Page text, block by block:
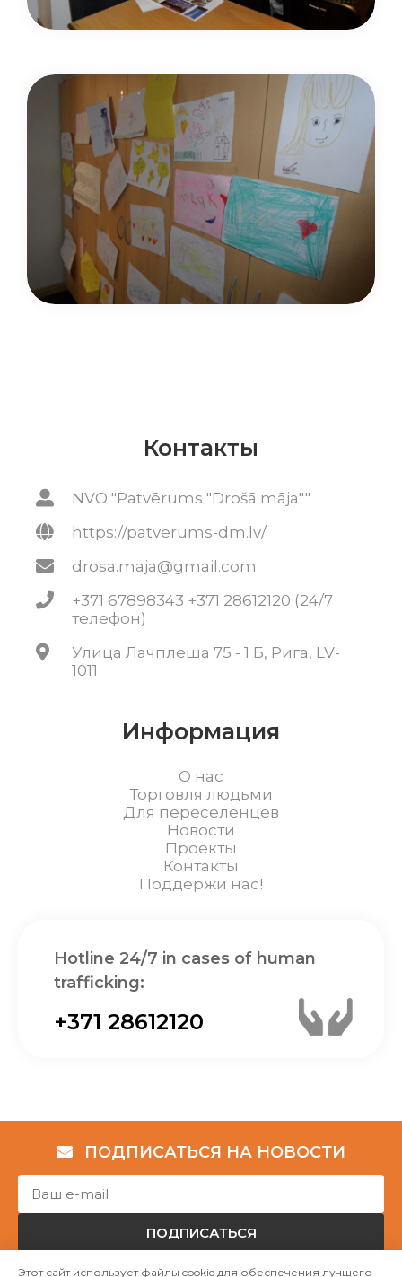
Контакты
NVO "Patvērums "Drošā māja""
https://patverums-dm.lv/
drosa.maja@gmail.com
+371 67898343 +371 28612120 (24/7
телефон)
Улица Лачплеша 75 - 1 Б, Рига, LV-
1011
Информация
О нас
Торговля людьми
Для переселенцев
Новости
Проекты
Контакты
Поддержи нас!
Hotline 24/7 in cases of human
trafficking:
+371 28612120
ПОДПИСАТЬСЯ НА НОВОСТИ
ПОДПИСАТЬСЯ
Этот сайт использует файлы cookie для обеспечения лучшего